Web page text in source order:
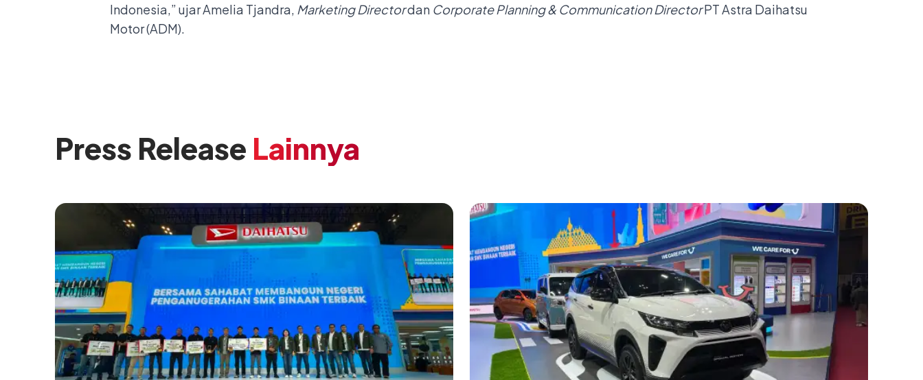
Indonesia,” ujar Amelia Tjandra, Marketing Directordan Corporate Planning & Communication DirectorPT Astra Daihatsu
Motor (ADM).
Press Release Lainnya